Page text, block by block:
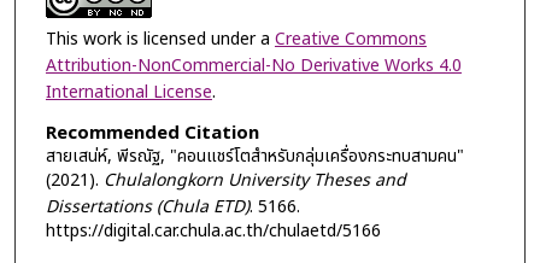
This work is licensed under a Creative Commons
Attribution-NonCommercial-No Derivative Works 4.0
International License.
Recommended Citation
สายเสน่ห์, พีรณัฐ, "คอนแชร์โตสำหรับกลุ่มเครื่องกระทบสามคน"
(2021). Chulalongkorn University Theses and
Dissertations (Chula ETD). 5166.
https://digital.car.chula.ac.th/chulaetd/5166